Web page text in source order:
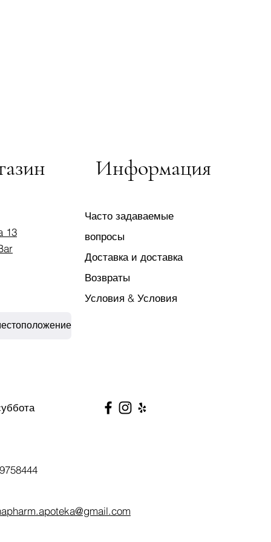
13
Информация
Часто задаваемые
вопросы
Доставка и доставка
Возвраты
Условия & Условия